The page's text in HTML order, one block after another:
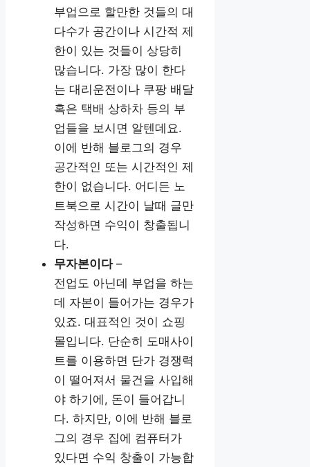
부업으로 할만한 것들의 대
다수가 공간이나 시간적 제
한이 있는 것들이 상당히
많습니다. 가장 많이 한다
는 대리운전이나 쿠팡 배달
혹은 택배 상하차 등의 부
업들을 보시면 알텐데요.
이에 반해 블로그의 경우
공간적인 또는 시간적인 제
한이 없습니다. 어디든 노
트북으로 시간이 날때 글만
작성하면 수익이 창출됩니
다.
무자본이다–
전업도 아닌데 부업을 하는
데 자본이 들어가는 경우가
있죠. 대표적인 것이 쇼핑
몰입니다. 단순히 도매사이
트를 이용하면 단가 경쟁력
이 떨어져서 물건을 사입해
야 하기에, 돈이 들어갑니
다. 하지만, 이에 반해 블로
그의 경우 집에 컴퓨터가
있다면 수익 창출이 가능합